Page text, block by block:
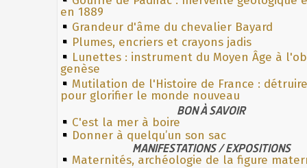
en 1889
Grandeur d'âme du chevalier Bayard
Plumes, encriers et crayons jadis
Lunettes : instrument du Moyen Âge à
genèse
Mutilation de l'Histoire de France :
pour glorifier le monde nouveau
BON À SAVOIR
C'est la mer à boire
Donner à quelqu’un son sac
MANIFESTATIONS / EXPOSITIONS
Maternités, archéologie de la figure